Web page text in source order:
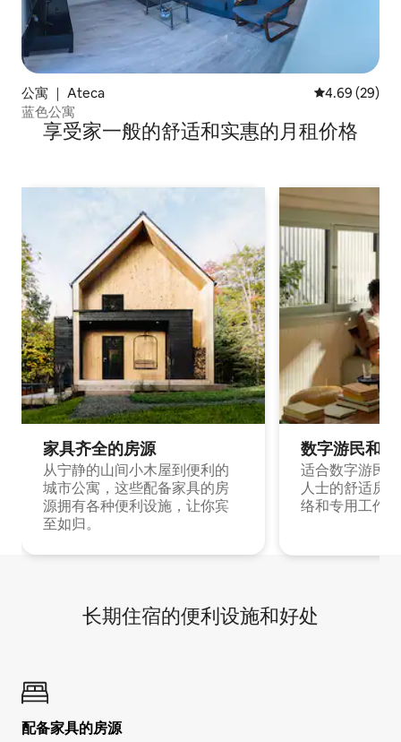
公寓 ｜ Ateca 平均评分 4.69
4.69 (29)
蓝色公寓
享受家一般的舒适和实惠的月租价格
家具齐全的房源
从宁静的山间小木屋到便利的
城市公寓，这些配备家具的房
源拥有各种便利设施，让你宾
至如归。
数字游民和
适合数字游民
人士的舒适房
络和专用工作
长期住宿的便利设施和好处
配备家具的房源